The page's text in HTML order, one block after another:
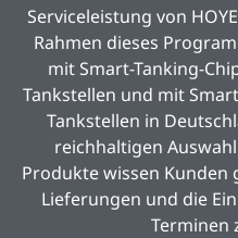
Serviceleistung von
Rahmen dieses
mit Smart-Tanking-
Tankstellen und mit
Tankstellen in
reichhaltigen
Produkte wissen
Lieferungen und die
Terminen